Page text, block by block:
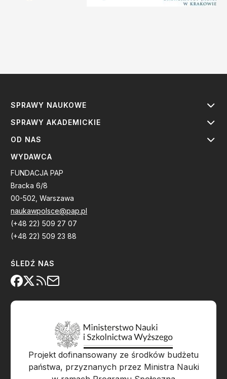
SPRAWY NAUKOWE
SPRAWY AKADEMICKIE
OD NAS
WYDAWCA
FUNDACJA PAP
Bracka 6/8
00-502, Warszawa
naukawpolsce@pap.pl
(+48 22) 509 27 07
(+48 22) 509 23 88
ŚLEDŹ NAS
Projekt dofinansowany ze środków budżetu
państwa, przyznanych przez Ministra Nauki